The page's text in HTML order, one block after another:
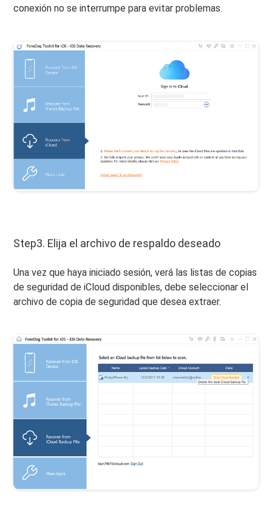
conexión no se interrumpe para evitar problemas.
Step3. Elija el archivo de respaldo deseado
Una vez que haya iniciado sesión, verá las listas de copias
de seguridad de iCloud disponibles, debe seleccionar el
archivo de copia de seguridad que desea extraer.